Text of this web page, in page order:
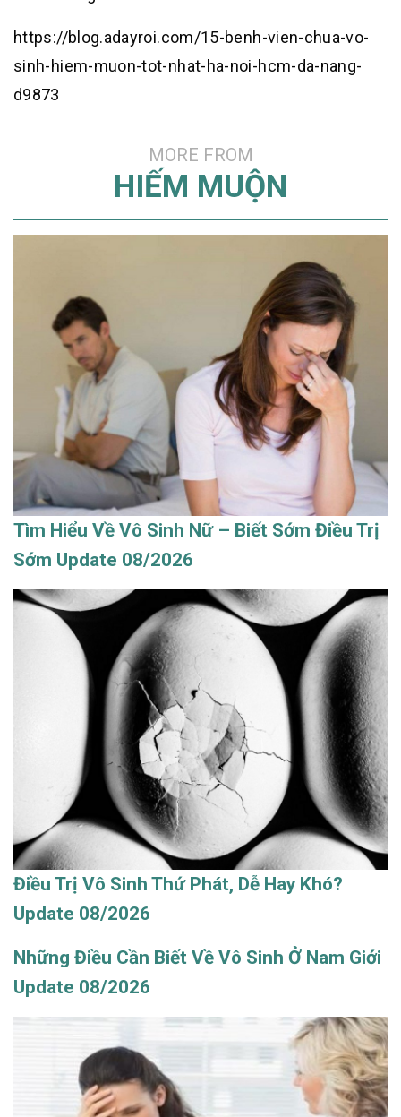
https://blog.adayroi.com/15-benh-vien-chua-vo-
sinh-hiem-muon-tot-nhat-ha-noi-hcm-da-nang-
d9873
MORE FROM
HIẾM MUỘN
Tìm Hiểu Về Vô Sinh Nữ – Biết Sớm Điều Trị
Sớm Update 08/2026
Điều Trị Vô Sinh Thứ Phát, Dễ Hay Khó?
Update 08/2026
Những Điều Cần Biết Về Vô Sinh Ở Nam Giới
Update 08/2026